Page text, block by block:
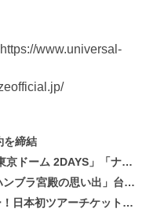
https://www.universal-
を締結
ラドーム1DAY」2019年ドームツアー開催決定！！
思い出」台本読み現場を公開
ケットが早くもプレミア化！？